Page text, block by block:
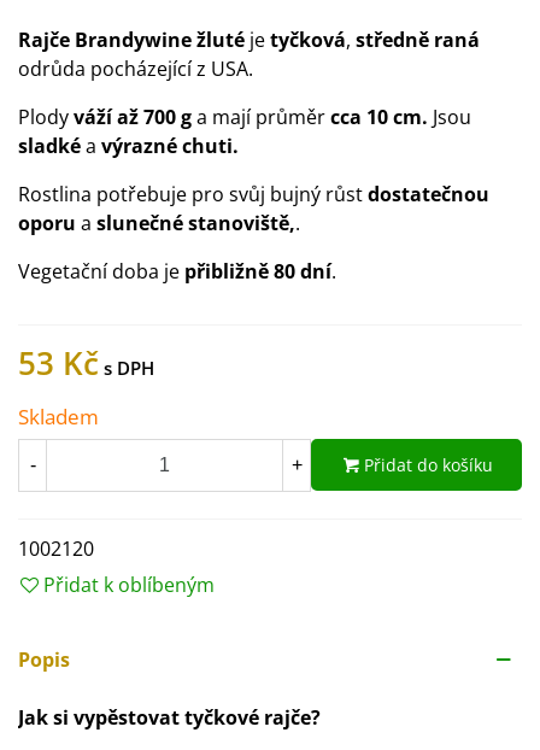
Rajče Brandywine žluté jetyčková, středně raná
odrůda pocházející z USA.
Plodyváží až 700 ga mají průměrcca 10 cm. Jsou
sladkéa výrazné chuti.
Rostlina potřebuje pro svůj bujný růstdostatečnou
oporu a slunečné stanoviště,.
Vegetační doba je přibližně 80 dní.
53 Kč
Skladem
- + Přidat do košíku
1002120
Přidat k oblíbeným
Popis
Jak si vypěstovat tyčkové rajče?